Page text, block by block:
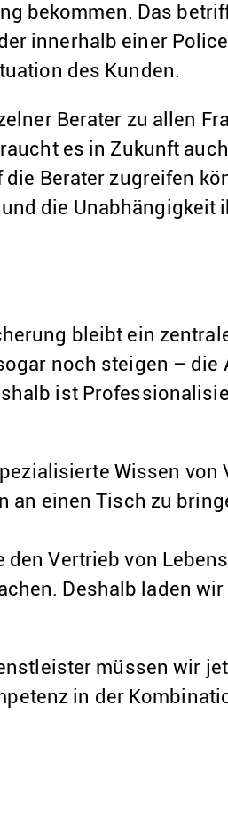
bekommen. Das
innerhalb einer
des Kunden.
Berater zu allen
es in Zukunft
Berater zugreifen
die Unabhängigkeit
bleibt ein
noch steigen – die
ist
Wissen von
an einen Tisch zu
Vertrieb von
Deshalb laden
müssen wir
in der